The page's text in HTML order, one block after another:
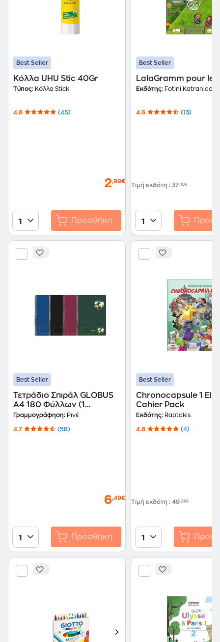
Best Seller
Κόλλα UHU Stic 40Gr
Τύπος: Κόλλα Stick
4.8 (45)
2,99€
1 Προσθήκη
Best Seller
LalaGramm pour les
Εκδότης: Fotini Katranidou
4.6 (13)
Τιμή εκδότη : 37,10€
1
Best Seller
Τετράδιο Σπιράλ GLOBUS
A4 180 Φύλλων (1
Τεμάχιο)
Γραμμογράφηση: Ριγέ
4.7 (58)
6,49€
1 Προσθήκη
Best Seller
Chronocapsule 1
Cahier Pack
Εκδότης: Raptakis
4.8 (4)
Τιμή εκδότη : 49,29€
1